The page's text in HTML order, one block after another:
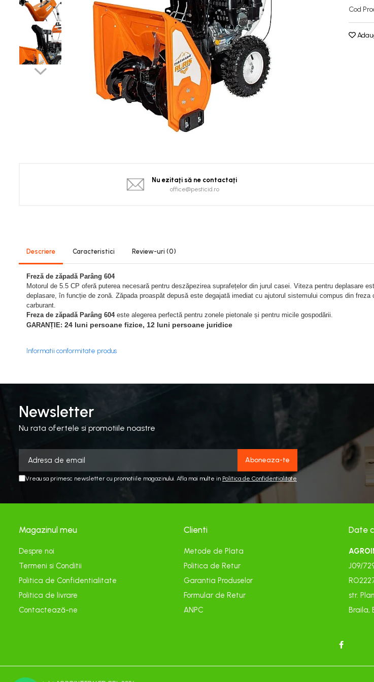
Spanac
Tomate
Salate
Ardei
Brocoli și Conopidă
Spanac
Fasole și mazăre
Semințe gazon
Plante furajere
Seminţe plante furajere
Pesticide
Porumb
Soia, Mazăre, Fasole
Sfeclă
Lucernă și plante furajere
Viță de vie
Cartofi
Floarea soarelui
Rapiță
Cartofi
Viță de vie
Livezi
Sfeclă
Porumb
Floarea soarelui
Cod
Nu ezitaţi să ne contactaţi
office@pesticid.ro
Descriere Caracteristici Review-uri (0)
Freză de zăpadă Parâng 604
Motorul de 5.5 CP oferă puterea necesară pentru deszăpezirea suprafețelor din jurul casei. Viteza pentru deplasare
deplasare, în funcție de zonă. Zăpada proaspăt depusă este degajată imediat cu ajutorul sistemului compus din
carburant.
Freza de zăpadă Parâng 604este alegerea perfectă pentru zonele pietonale și pentru micile gospodării.
GARANȚIE: 24 luni persoane fizice, 12 luni persoane juridice
Informatii conformitate produs
Newsletter
Nu rata ofertele si promotiile noastre
Vreau sa primesc newsletter cu promotiile magazinului. Afla mai multe in Politica de Confidentialitate
Magazinul meu
Despre noi
Termeni si Conditii
Politica de Confidentialitate
Politica de livrare
Contactează-ne
Clienti
Metode de Plata
Politica de Retur
Garantia Produselor
Formular de Retur
ANPC
Date
J09/
str.
Braila,